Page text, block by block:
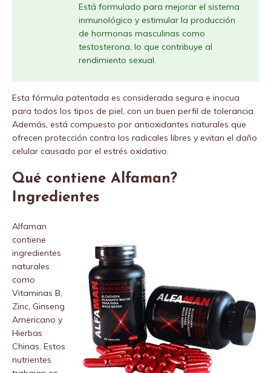
Está formulado para mejorar el sistema
inmunológico y estimular la producción
de hormonas masculinas como
testosterona, lo que contribuye al
rendimiento sexual.
Esta fórmula patentada es considerada segura e inocua
para todos los tipos de piel, con un buen perfil de tolerancia.
Además, está compuesto por antioxidantes naturales que
ofrecen protección contra los radicales libres y evitan el daño
celular causado por el estrés oxidativo.
Qué contiene Alfaman?
Ingredientes
Alfaman
contiene
ingredientes
naturales
como
Vitaminas B,
Zinc, Ginseng
Americano y
Hierbas
Chinas. Estos
nutrientes